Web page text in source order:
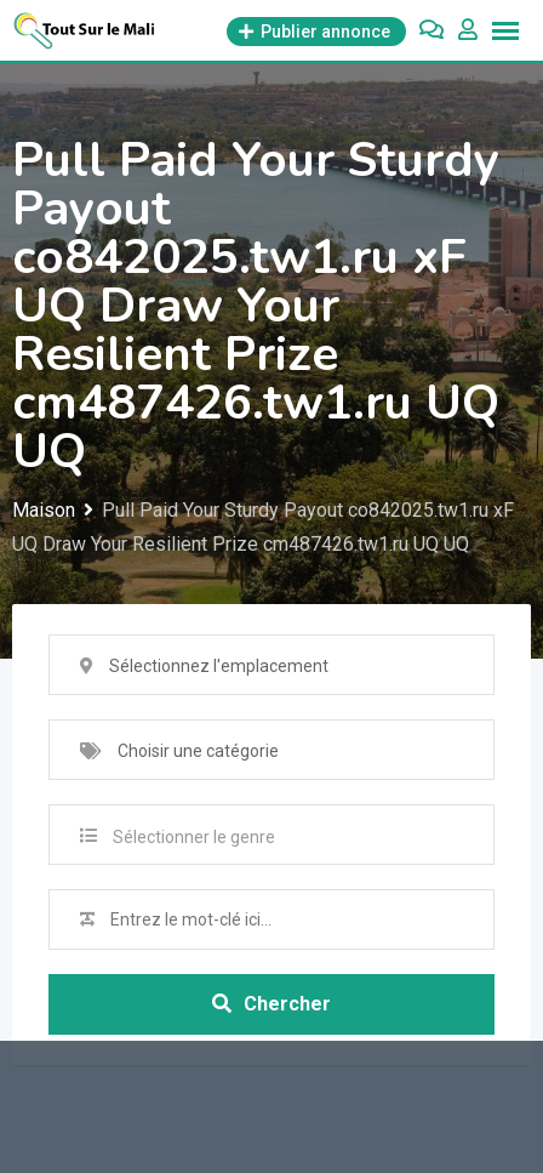
Aller
Publier annonce
Pull Paid Your Sturdy
Payout
co842025.tw1.ru xF
UQ Draw Your
Resilient Prize
cm487426.tw1.ru UQ
UQ
Maison
Pull Paid Your Sturdy Payout co842025.tw1.ru xF
UQ Draw Your Resilient Prize cm487426.tw1.ru UQ UQ
Sélectionnez l'emplacement
Choisir une catégorie
Sélectionner le genre
Chercher